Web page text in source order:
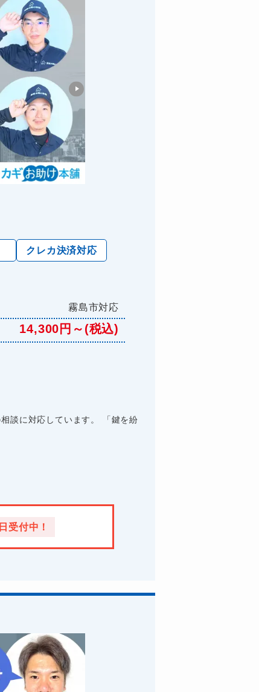
クレカ決済対応
霧島市対応
14,300円～(税込)
談に対応しています。 「鍵を紛
受付中！